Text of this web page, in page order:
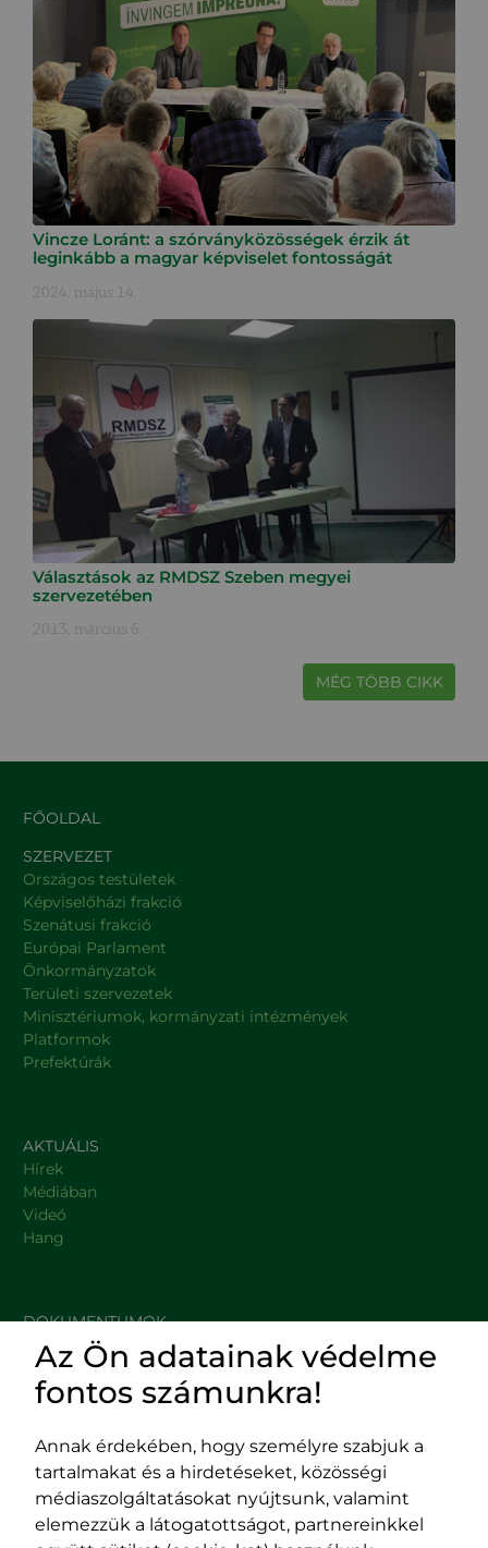
Vincze Loránt: a szórványközösségek érzik át
leginkább a magyar képviselet fontosságát
2024. május 14.
Választások az RMDSZ Szeben megyei
szervezetében
2013. március 6.
MÉG TÖBB CIKK
FŐOLDAL
SZERVEZET
Országos testületek
Képviselőházi frakció
Szenátusi frakció
Európai Parlament
Önkormányzatok
Területi szervezetek
Minisztériumok, kormányzati intézmények
Platformok
Prefektúrák
AKTUÁLIS
Hírek
Médiában
Videó
Hang
DOKUMENTUMOK
HASZNOS LINKEK
Impresszum
Adatvédelmi szabályzat
EPP program
Az Ön adatainak védelme
fontos számunkra!
Annak érdekében, hogy személyre szabjuk a
tartalmakat és a hirdetéseket, közösségi
médiaszolgáltatásokat nyújtsunk, valamint
elemezzük a látogatottságot, partnereinkkel